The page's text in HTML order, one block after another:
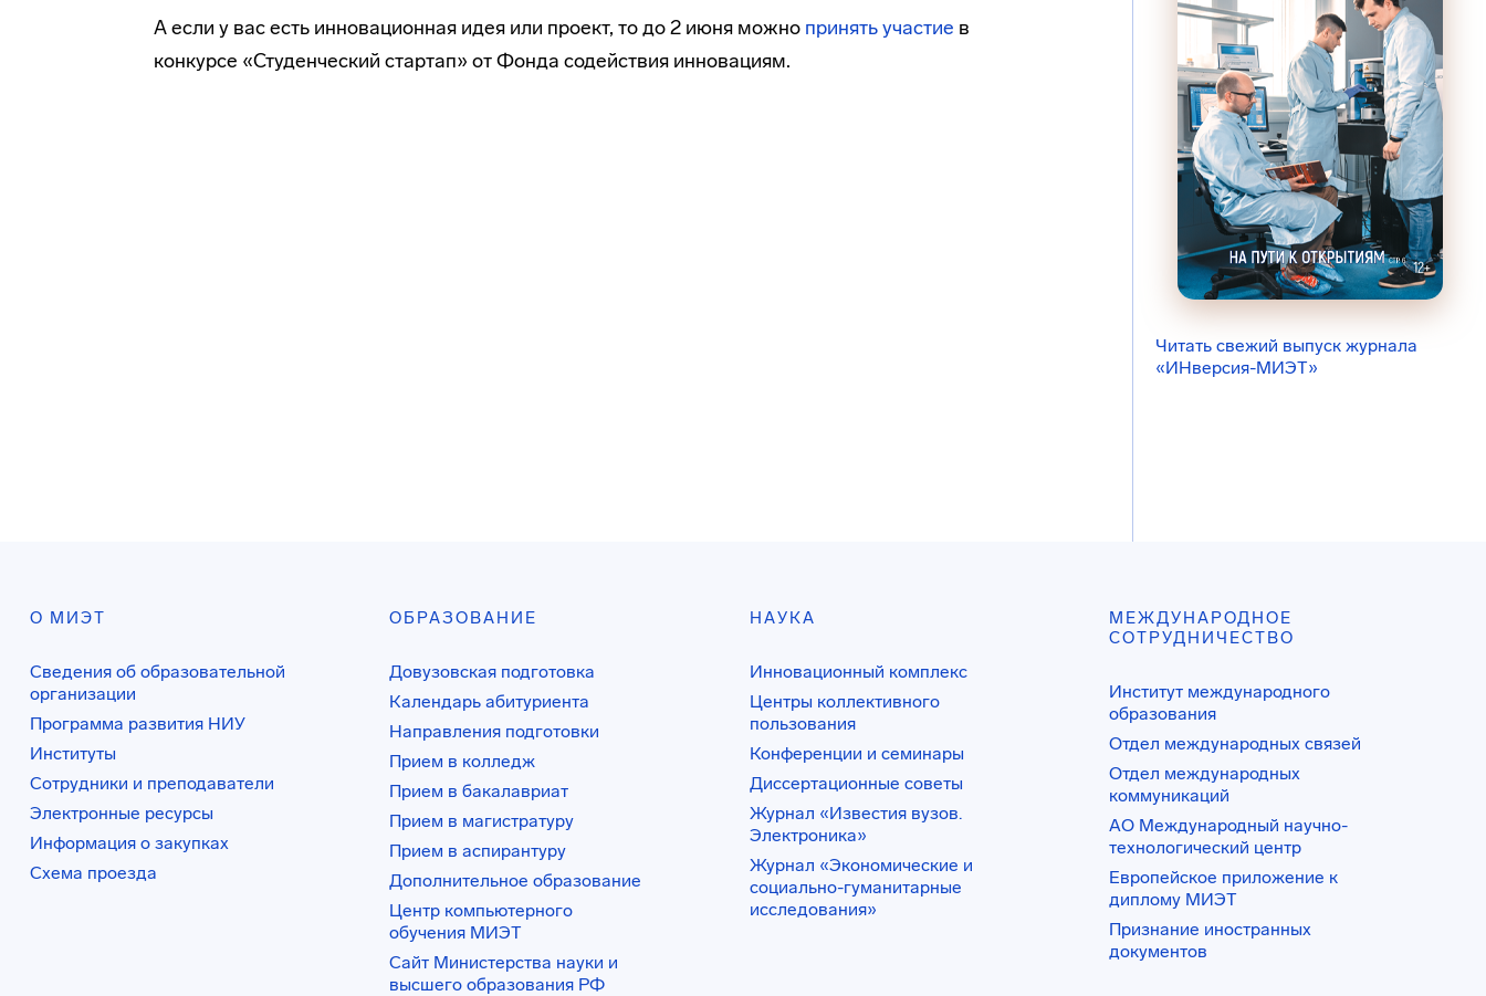
А если у вас есть инновационная идея или проект, то до 2 июня можно принять участие в
конкурсе «Студенческий стартап» от Фонда содействия инновациям.
Читать свежий выпуск журнала
«ИНверсия-МИЭТ»
О МИЭТ
Сведения об образовательной
организации
Программа развития НИУ
Институты
Сотрудники и преподаватели
Электронные ресурсы
Информация о закупках
Схема проезда
ОБРАЗОВАНИЕ
Довузовская подготовка
Календарь абитуриента
Направления подготовки
Прием в колледж
Прием в бакалавриат
Прием в магистратуру
Прием в аспирантуру
Дополнительное образование
Центр компьютерного
обучения МИЭТ
Сайт Министерства науки и
высшего образования РФ
НАУКА
Инновационный комплекс
Центры коллективного
пользования
Конференции и семинары
Диссертационные советы
Журнал «Известия вузов.
Электроника»
Журнал «Экономические и
социально-гуманитарные
исследования»
МЕЖДУНАРОДНОЕ
СОТРУДНИЧЕСТВО
Институт международного
образования
Отдел международных связей
Отдел международных
коммуникаций
АО Международный научно-
технологический центр
Европейское приложение к
диплому МИЭТ
Признание иностранных
документов